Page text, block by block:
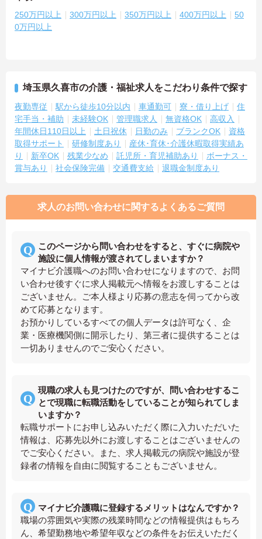
250万円以上 300万円以上 350万円以上 400万円以上
50
0万円以上
埼玉県久喜市の介護・福祉求人をこだわり条件で探す
夜勤専従 駅から徒歩10分以内 車通勤可 寮・借り上げ
住
宅手当・補助
未経験OK 管理職求人 無資格OK
高収入
年間休日110日以上
土日祝休 日勤のみ ブランクOK
資格
取得サポート
研修制度あり
産休･育休･介護休暇取得実績あ
り
新卒OK 残業少なめ 託児所・育児補助あり
ボーナス・
賞与あり
社会保険完備 交通費支給 退職金制度あり
求人のお問い合わせに関するよくあるご質問
このページから問い合わせをすると、すぐに病院や
施設に個人情報が渡されてしまいますか？
マイナビ介護職へのお問い合わせになりますので、お問
い合わせ後すぐに求人掲載元へ情報をお渡しすることは
ございません。ご本人様より応募の意志を伺ってから改
めて応募となります。
お預かりしているすべての個人データは許可なく、企
業・医療機関側に開示したり、第三者に提供することは
一切ありませんのでご安心ください。
現職の求人も見つけたのですが、問い合わせするこ
とで現職に転職活動をしていることが知られてしま
いますか？
転職サポートにお申し込みいただく際に入力いただいた
情報は、応募先以外にお渡しすることはございませんの
でご安心ください。また、求人掲載元の病院や施設が登
録者の情報を自由に閲覧することもございません。
マイナビ介護職に登録するメリットはなんですか？
職場の雰囲気や実際の残業時間などの情報提供はもちろ
ん、希望勤務地や希望年収などの条件をお伝えいただく